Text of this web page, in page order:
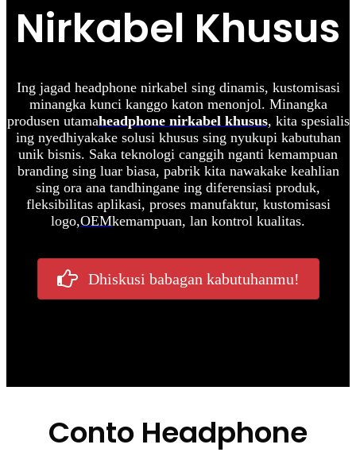
Nirkabel Khusus
Ing jagad headphone nirkabel sing dinamis, kustomisasi
minangka kunci kanggo katon menonjol. Minangka
produsen utamaheadphone nirkabel khusus, kita spesialis
ing nyedhiyakake solusi khusus sing nyukupi kabutuhan
unik bisnis. Saka teknologi canggih nganti kemampuan
branding sing luar biasa, pabrik kita nawakake keahlian
sing ora ana tandhingane ing diferensiasi produk,
fleksibilitas aplikasi, proses manufaktur, kustomisasi
logo,OEMkemampuan, lan kontrol kualitas.
Dhiskusi babagan kabutuhanmu!
Conto Headphone